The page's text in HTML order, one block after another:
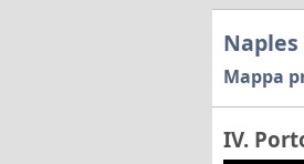
Mappa
IV.